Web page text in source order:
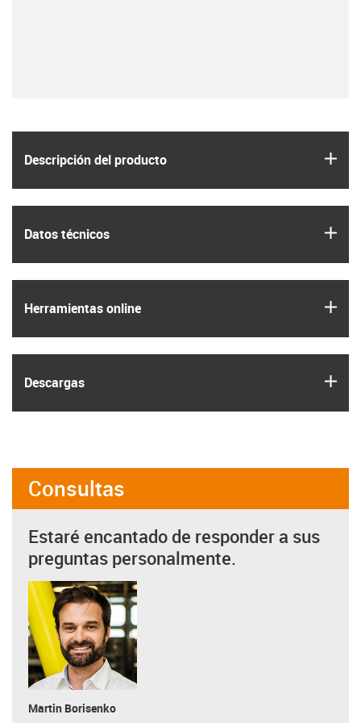
Descripción del producto
Datos técnicos
Herramientas online
Descargas
Consultas
Estaré encantado de responder a sus
preguntas personalmente.
Martin Borisenko